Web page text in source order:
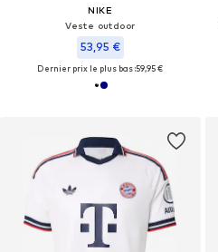
NIKE
Veste outdoor
53,95 €
Dernier prix le plus bas :59,95 €